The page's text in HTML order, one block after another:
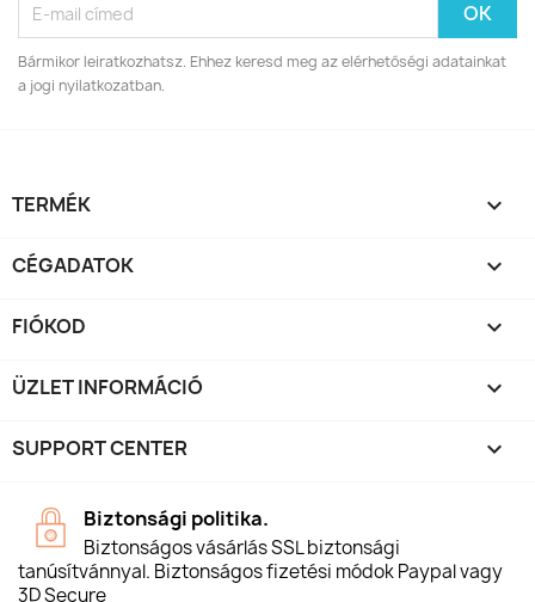
Bármikor leiratkozhatsz. Ehhez keresd meg az elérhetőségi adatainkat
a jogi nyilatkozatban.
TERMÉK 
CÉGADATOK 
FIÓKOD 
ÜZLET INFORMÁCIÓ keyboard_arrow_down
SUPPORT CENTER 
Biztonsági politika.
Biztonságos vásárlás SSL biztonsági
tanúsítvánnyal. Biztonságos fizetési módok Paypal vagy
3D Secure